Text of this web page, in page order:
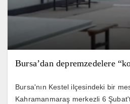
Bursa’dan depremzedelere
Bursa'nın Kestel ilçesindeki bir
Kahramanmaraş merkezli 6